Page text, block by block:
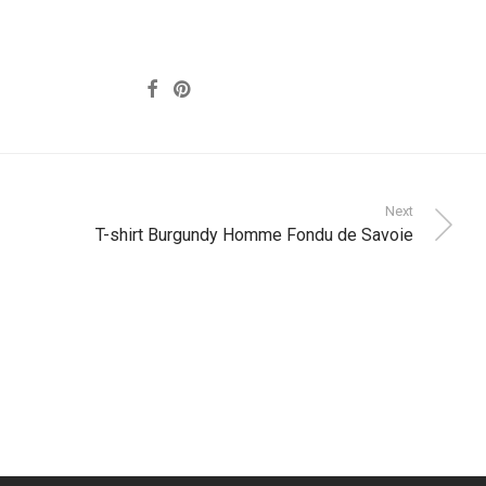
Next
T-shirt Burgundy Homme Fondu de Savoie